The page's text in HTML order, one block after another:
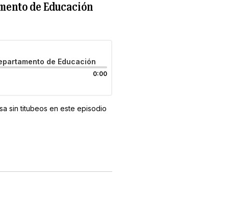
de Educación
de Educación
0:00
sin titubeos en este episodio